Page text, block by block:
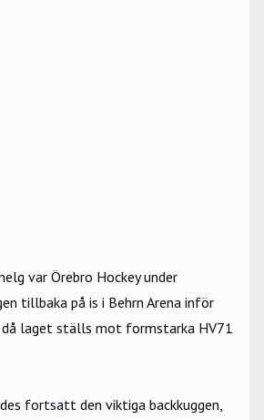
var Örebro Hockey under
tillbaka på is i Behrn Arena inför
då laget ställs mot formstarka HV71
fortsatt den viktiga backkuggen,